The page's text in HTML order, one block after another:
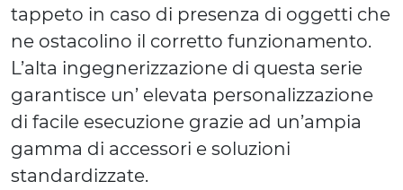
tappeto in caso di presenza di oggetti che
ne ostacolino il corretto funzionamento.
L’alta ingegnerizzazione di questa serie
garantisce un’ elevata personalizzazione
di facile esecuzione grazie ad un’ampia
gamma di accessori e soluzioni
standardizzate.